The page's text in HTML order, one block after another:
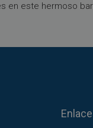
en este hermoso